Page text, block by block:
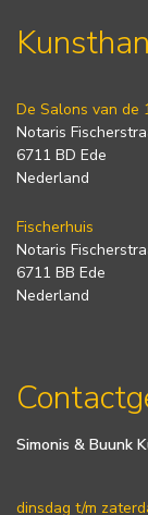
De Salons van de
Notaris
6711 BD Ede
Nederland
Fischerhuis
Notaris
6711 BB Ede
Nederland
Simonis & Buunk
dinsdag t/m